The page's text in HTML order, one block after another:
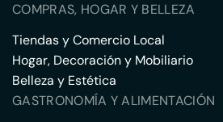
COMPRAS, HOGAR Y BELLEZA
Tiendas y Comercio Local
Hogar, Decoración y Mobiliario
Belleza y Estética
GASTRONOMÍA Y ALIMENTACIÓN